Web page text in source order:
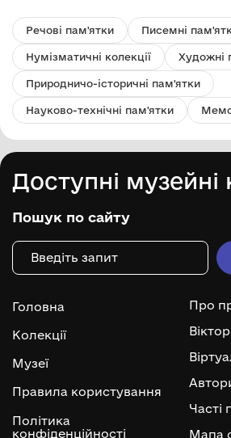
Речові пам'ятки Писемні
Нумізматичні колекції Художні
Природничо-історичні пам'ятки
Науково-технічні пам'ятки
Доступні музейні
Пошук по сайту
Головна
Колекції
Музеї
Правила користування
Політика
конфіденційності
Про
Часті
Мапа